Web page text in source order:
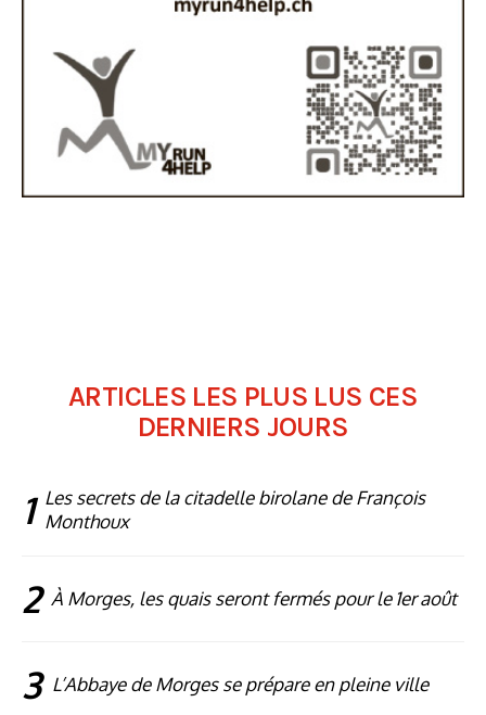
ARTICLES LES PLUS LUS CES
DERNIERS JOURS
1 Les secrets de la citadelle birolane de François
Monthoux
2 À Morges, les quais seront fermés pour le 1er août
3 L’Abbaye de Morges se prépare en pleine ville